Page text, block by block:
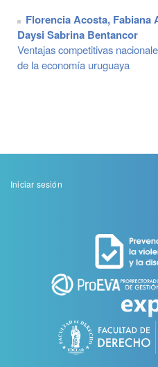
Florencia Acosta, Fabiana
Daysi Sabrina Bentancor
Ventajas competitivas
de la economía uruguaya
Menu
Iniciar sesión